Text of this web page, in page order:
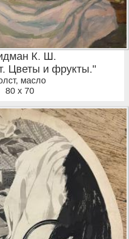
К. Ш.
Цветы и фрукты."
масло
80 x 70